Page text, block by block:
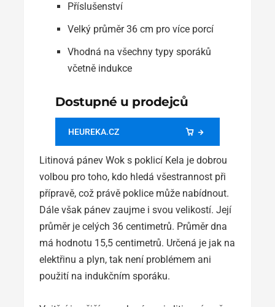
Příslušenství
Velký průměr 36 cm pro více porcí
Vhodná na všechny typy sporáků
včetně indukce
Dostupné u prodejců
HEUREKA.CZ
Litinová pánev Wok s poklicí Kela je dobrou
volbou pro toho, kdo hledá všestrannost při
přípravě, což právě poklice může nabídnout.
Dále však pánev zaujme i svou velikostí. Její
průměr je celých 36 centimetrů. Průměr dna
má hodnotu 15,5 centimetrů. Určená je jak na
elektřinu a plyn, tak není problémem ani
použití na indukčním sporáku.